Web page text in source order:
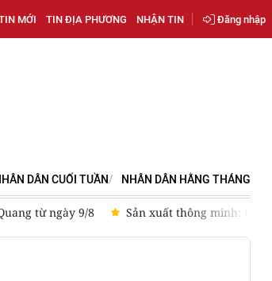
MỚI TIN ĐỊA PHƯƠNG NHẬN TIN Đăng nhập
DÂN CUỐI TUẦN NHÂN DÂN HẰNG THÁNG
từ ngày 9/8 Sản xuất thông minh: Động